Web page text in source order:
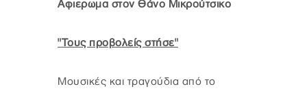
Αφιερωμα στον Θάνο Μικρούτσικο
"Τους προβολείς στήσε"
Μουσικές και τραγούδια από το